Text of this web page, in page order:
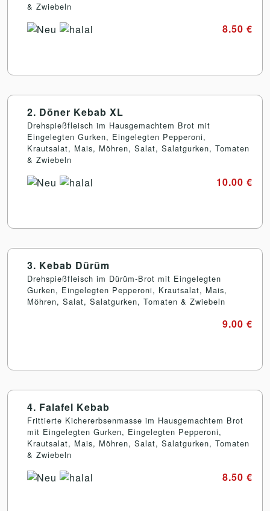
& Zwiebeln
8.50 €
2. Döner Kebab XL
Drehspießfleisch im Hausgemachtem Brot mit
Eingelegten Gurken, Eingelegten Pepperoni,
Krautsalat, Mais, Möhren, Salat, Salatgurken, Tomaten
& Zwiebeln
10.00 €
3. Kebab Dürüm
Drehspießfleisch im Dürüm-Brot mit Eingelegten
Gurken, Eingelegten Pepperoni, Krautsalat, Mais,
Möhren, Salat, Salatgurken, Tomaten & Zwiebeln
9.00 €
4. Falafel Kebab
Frittierte Kichererbsenmasse im Hausgemachtem Brot
mit Eingelegten Gurken, Eingelegten Pepperoni,
Krautsalat, Mais, Möhren, Salat, Salatgurken, Tomaten
& Zwiebeln
8.50 €